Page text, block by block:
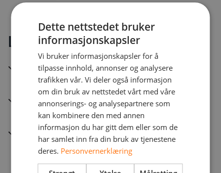
Leveransen
Skybasert leveranse av nettverk (LAN)
for administrasjon, samt IPTV med mer
Skybasert leveranse av trådløst
nettverk (WIFI) for gjester og ansatte
Skybasert leveranse av IPTV-
løsning og Smart TV’er med integrert
Chromecast på alle gjesterom
Dette nettstedet bruker
informasjonskapsler
Vi bruker informasjonskapsler for å
tilpasse innhold, annonser og analysere
trafikken vår. Vi deler også informasjon
om din bruk av nettstedet vårt med våre
annonserings- og analysepartnere som
kan kombinere den med annen
informasjon du har gitt dem eller som de
har samlet inn fra din bruk av tjenestene
deres. Personvernerklæring